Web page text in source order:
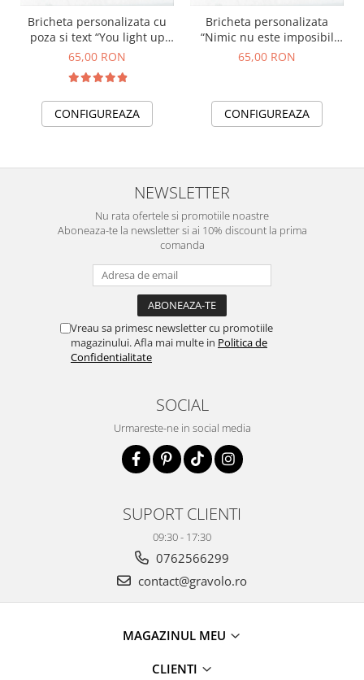
Bricheta personalizata cu
poza si text “You light up
my fire”
65,00 RON
CONFIGUREAZA
Bricheta personalizata
“Nimic nu este imposibil
pentru un suflet ambitios”
65,00 RON
CONFIGUREAZA
NEWSLETTER
Nu rata ofertele si promotiile noastre
Aboneaza-te la newsletter si ai 10% discount la prima
comanda
Vreau sa primesc newsletter cu promotiile
magazinului. Afla mai multe in Politica de
Confidentialitate
SOCIAL
Urmareste-ne in social media
SUPORT CLIENTI
09:30 - 17:30
0762566299
contact@gravolo.ro
MAGAZINUL MEU
CLIENTI